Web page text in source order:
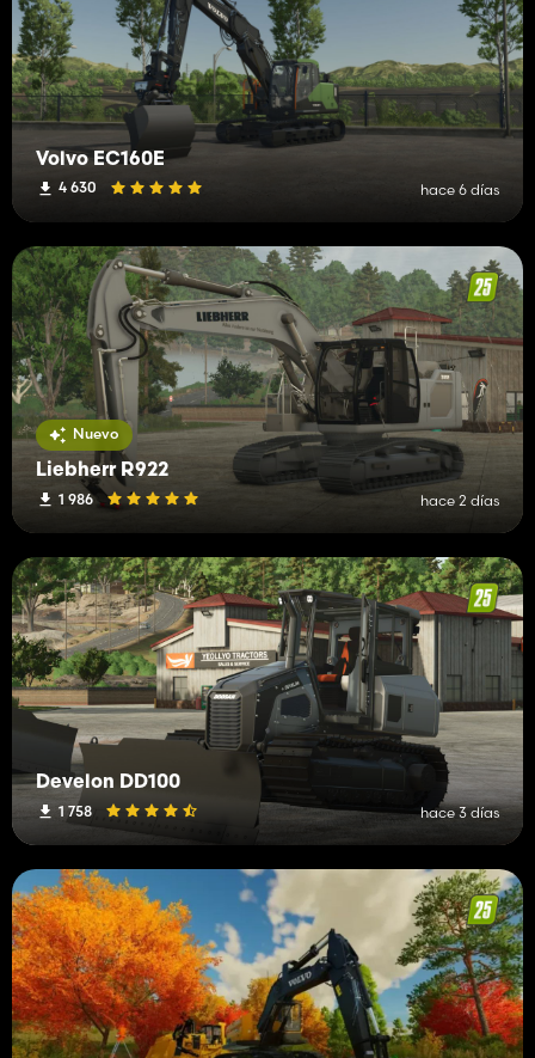
Volvo EC160E
4 630 hace 6 días
Nuevo
Liebherr R922
1 986 hace 2 días
Develon DD100
1 758 hace 3 días